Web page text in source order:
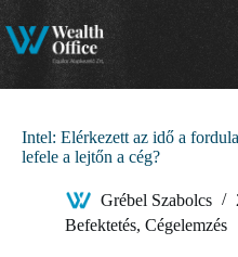
Skip
to
content
Intel: Elérkezett az idő a
lefele a lejtőn a cég?
Grébel Szabolcs
Befektetés, Cégelemzés